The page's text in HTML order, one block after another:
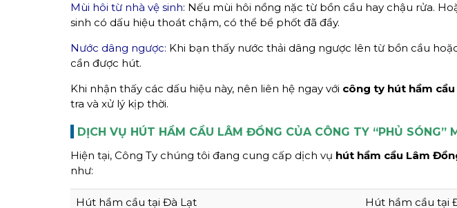
Mùi hôi từ nhà vệ sinh: Nếu mùi hôi nồng nặc từ bồn cầu hay chậu rửa.
sinh có dấu hiệu thoát chậm, có thể bể phốt đã đầy.
Nước dâng ngược: Khi bạn thấy nước thải dâng ngược lên từ bồn cầu
cần được hút.
Khi nhận thấy các dấu hiệu này, nên liên hệ ngay với công ty hút hầm cầu
tra và xử lý kịp thời.
DỊCH VỤ HÚT HẦM CẦU LÂM ĐỒNG CỦA CÔNG TY “PHỦ SÓNG”
Hiện tại, Công Ty chúng tôi đang cung cấp dịch vụ hút hầm cầu Lâm
như:
Hút hầm cầu tại Đà Lạt
Hút hầm cầu tại